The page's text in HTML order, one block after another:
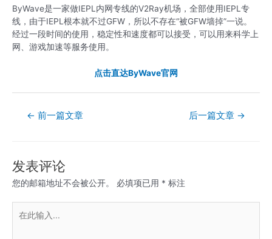
ByWave是一家做IEPL内网专线的V2Ray机场，全部使用IEPL专
线，由于IEPL根本就不过GFW，所以不存在“被GFW墙掉”一说。
经过一段时间的使用，稳定性和速度都可以接受，可以用来科学上
网、游戏加速等服务使用。
点击直达ByWave官网
← 前一篇文章 后一篇文章 →
发表评论
您的邮箱地址不会被公开。 必填项已用 * 标注
此